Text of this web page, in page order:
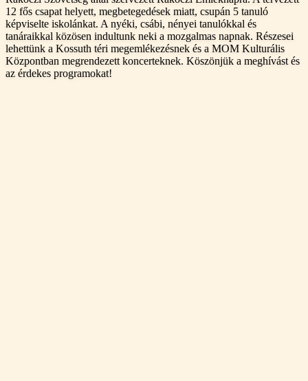
12 fős csapat helyett, megbetegedések miatt, csupán 5 tanuló
képviselte iskolánkat. A nyéki, csábi, nényei tanulókkal és
tanáraikkal közösen indultunk neki a mozgalmas napnak. Részesei
lehettünk a Kossuth téri megemlékezésnek és a MOM Kulturális
Központban megrendezett koncerteknek. Köszönjük a meghívást és
az érdekes programokat!